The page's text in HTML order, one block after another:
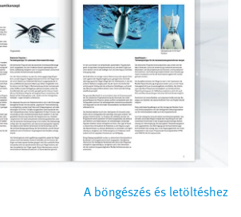
A böngészés és letöltéshez